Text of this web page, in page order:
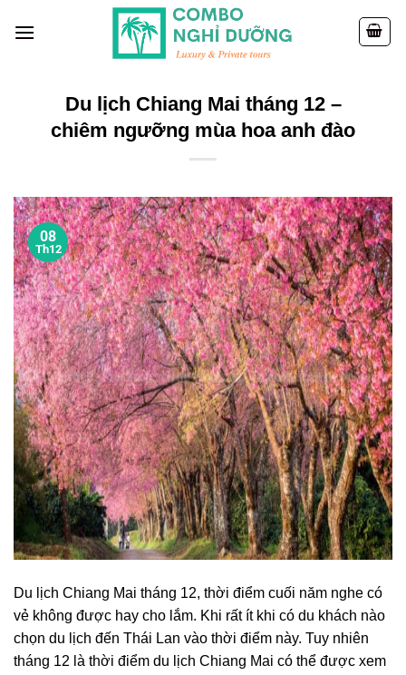
Du lịch Chiang Mai tháng 12 –
chiêm ngưỡng mùa hoa anh đào
08
Th12
Du lịch Chiang Mai tháng 12, thời điểm cuối năm nghe có
vẻ không được hay cho lắm. Khi rất ít khi có du khách nào
chọn du lịch đến Thái Lan vào thời điểm này. Tuy nhiên
tháng 12 là thời điểm du lịch Chiang Mai có thể được xem